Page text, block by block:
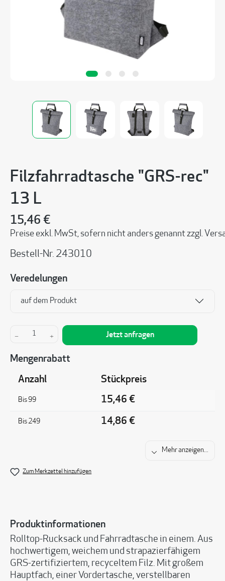
Filzfahrradtasche "GRS-rec"
13 L
15,46 €
Preise exkl. MwSt, sofern nicht anders genannt zzgl.
Bestell-Nr. 243010
Veredelungen
auf dem Produkt
Produkt Anzahl: Gib den gewünschten Wert
Jetzt anfragen
Mengenrabatt
Anzahl Stückpreis
Bis 99 15,46 €
Bis249 14,86 €
Mehr anzeigen...
Zum Merkzettel hinzufügen
Produktinformationen
Rolltop-Rucksack und Fahrradtasche in einem. Aus
hochwertigem, weichem und strapazierfähigem
GRS-zertifiziertem, recyceltem Filz. Mit großem
Hauptfach, einer Vordertasche, verstellbaren